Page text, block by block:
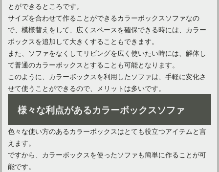
とができるところです。
サイズを合わせて作ることができるカラーボックスソファなの
で、模様替えをして、広くスペースを確保できる時には、カラー
ボックスを追加して大きくすることもできます。
また、ソファをなくしてリビングを広く使いたい時には、解体し
て普通のカラーボックスとすることも可能となります。
このように、カラーボックスを利用したソファは、手軽に変化さ
せて使うことができるので、メリットは多いです。
様々な利点があるカラーボックスソファ
色々な使い方のあるカラーボックスはとても役立つアイテムと言
えます。
ですから、カラーボックスを使ったソファも簡単に作ることが可
能です。